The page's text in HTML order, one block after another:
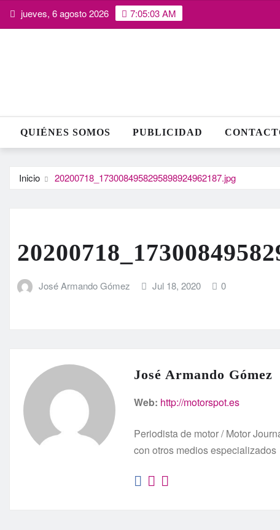
Saltarjueves, 6 agosto 2026 7:05:04 AM
QUIÉNES SOMOS PUBLICIDAD
Inicio 20200718_1730084958295898924962187.jpg
José Armando Gómez Jul 18, 2020 0
José Armando Gómez
Web: http://motorspot.es
Periodista de motor / Motor
con otros medios especializados